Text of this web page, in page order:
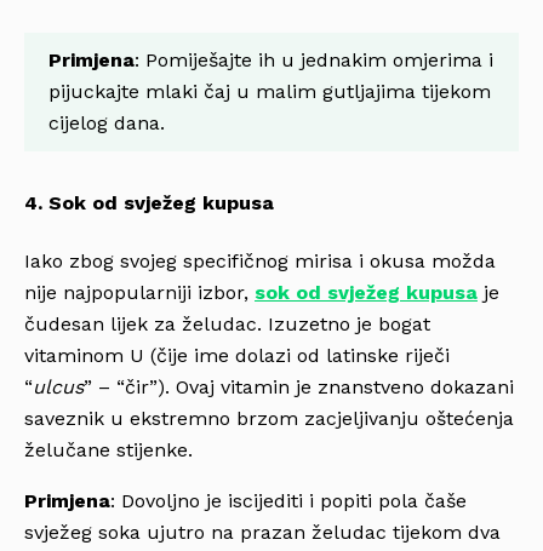
Primjena: Pomiješajte ih u jednakim omjerima i
pijuckajte mlaki čaj u malim gutljajima tijekom
cijelog dana.
4. Sok od svježeg kupusa
Iako zbog svojeg specifičnog mirisa i okusa možda
nije najpopularniji izbor, sok od svježeg kupusa je
čudesan lijek za želudac. Izuzetno je bogat
vitaminom U (čije ime dolazi od latinske riječi
“ulcus” – “čir”). Ovaj vitamin je znanstveno dokazani
saveznik u ekstremno brzom zacjeljivanju oštećenja
želučane stijenke.
Primjena: Dovoljno je iscijediti i popiti pola čaše
svježeg soka ujutro na prazan želudac tijekom dva